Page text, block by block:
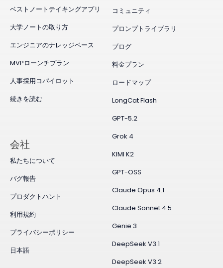
ベストノートテイキングアプリ
大学ノートの取り方
エンジニアのナレッジベース
MVPローンチプラン
人事採用コパイロット
続きを読む
コミュニティ
プロンプトライブラリ
ブログ
料金プラン
ロードマップ
LongCat Flash
GPT-5.2
Grok 4
KIMI K2
GPT-OSS
Claude Opus 4.1
Claude Sonnet 4.5
Genie 3
DeepSeek V3.1
DeepSeek V3.2
会社
私たちについて
バグ報告
プロダクトハント
利用規約
プライバシーポリシー
日本語